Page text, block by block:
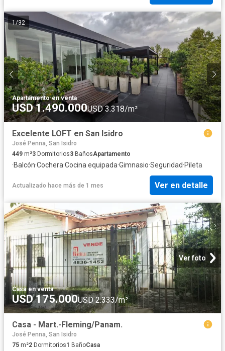
1/32
Apartamento·en venta
USD 1.490.000USD 3.318/m²
Excelente LOFT en San Isidro
José Penna, San Isidro
449 m²3 Dormitorios3 BañosApartamento
·Balcón·Cochera·Cocina equipada·Gimnasio·Seguridad·Pileta
Actualizado hace más de 1 mes Ver en detalle
Ver foto
Casa·en venta
USD 175.000USD 2.333/m²
Casa - Mart.-Fleming/Panam.
José Penna, San Isidro
75 m²2 Dormitorios1 BañoCasa